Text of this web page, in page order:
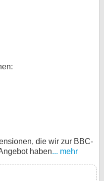
die wir zur BBC-
haben... mehr